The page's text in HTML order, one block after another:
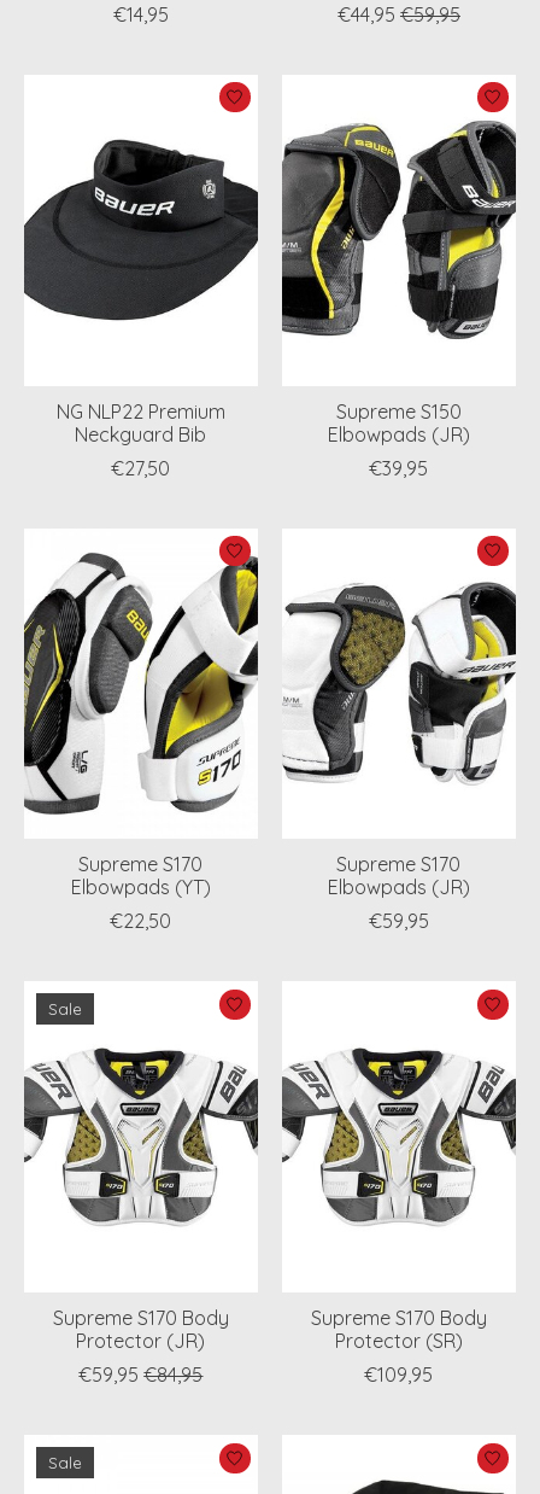
€14,95
€44,95 €59,95
NG NLP22 Premium
Neckguard Bib
€27,50
Supreme S150
Elbowpads (JR)
€39,95
Supreme S170
Elbowpads (YT)
€22,50
Supreme S170
Elbowpads (JR)
€59,95
Sale
Supreme S170 Body
Protector (JR)
€59,95 €84,95
Supreme S170 Body
Protector (SR)
€109,95
Sale